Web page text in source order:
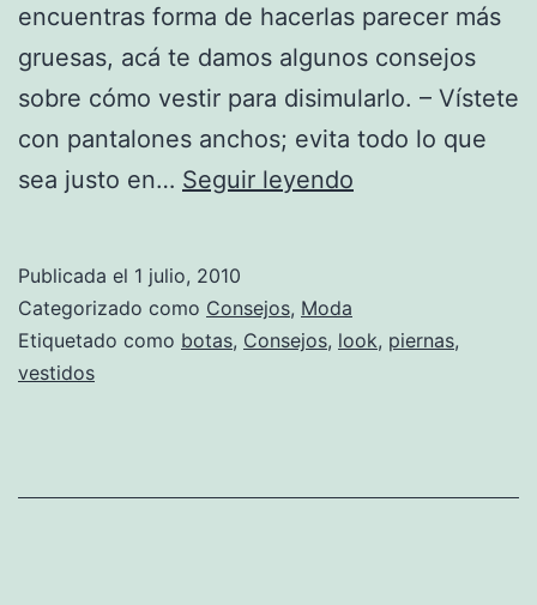
encuentras forma de hacerlas parecer más
gruesas, acá te damos algunos consejos
sobre cómo vestir para disimularlo. – Vístete
con pantalones anchos; evita todo lo que
sea justo en… Seguir leyendo
piernas
Publicada el 1 julio, 2010
Categorizado como Consejos, Moda
Etiquetado como botas, Consejos, look, piernas,
vestidos